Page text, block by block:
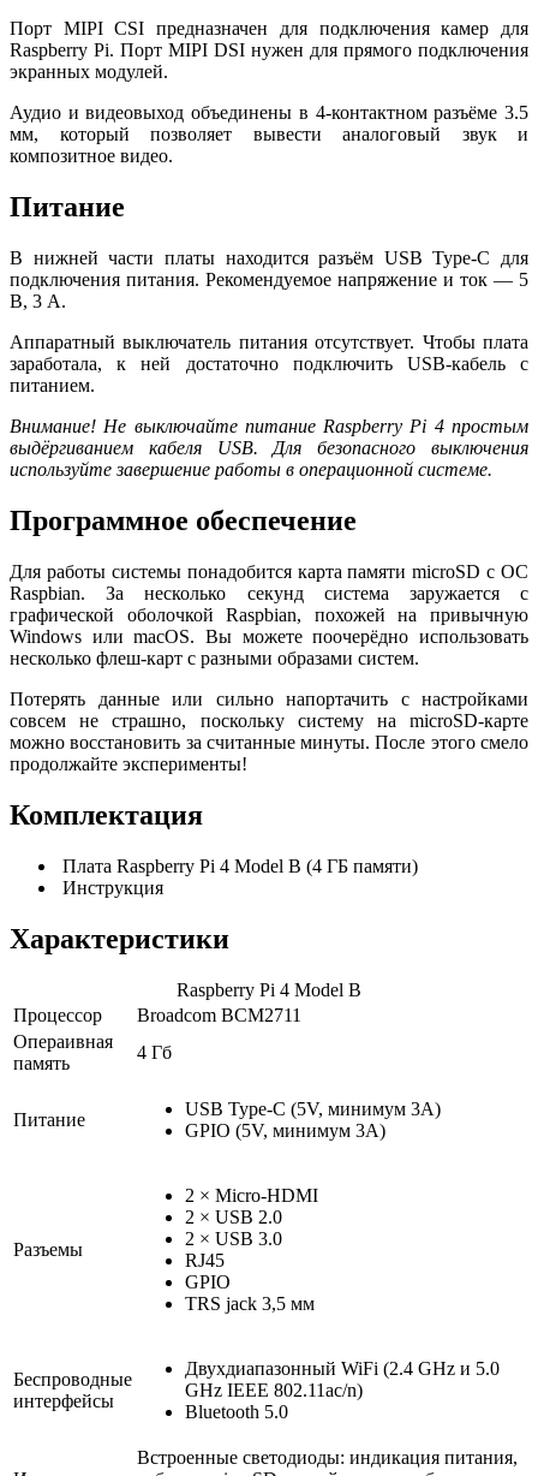
Порт MIPI CSI предназначен для подключения камер для
Raspberry Pi. Порт MIPI DSI нужен для прямого подключения
экранных модулей.
Аудио и видеовыход объединены в 4-контактном разъёме 3.5
мм, который позволяет вывести аналоговый звук и
композитное видео.
Питание
В нижней части платы находится разъём USB Type-C для
подключения питания. Рекомендуемое напряжение и ток — 5
В, 3 А.
Аппаратный выключатель питания отсутствует. Чтобы плата
заработала, к ней достаточно подключить USB-кабель с
питанием.
Внимание! Не выключайте питание Raspberry Pi 4 простым
выдёргиванием кабеля USB. Для безопасного выключения
используйте завершение работы в операционной системе.
Программное обеспечение
Для работы системы понадобится карта памяти microSD с ОС
Raspbian. За несколько секунд система заружается с
графической оболочкой Raspbian, похожей на привычную
Windows или macOS. Вы можете поочерёдно использовать
несколько флеш-карт с разными образами систем.
Потерять данные или сильно напортачить с настройками
совсем не страшно, поскольку систему на microSD-карте
можно восстановить за считанные минуты. После этого смело
продолжайте эксперименты!
Комплектация
Плата Raspberry Pi 4 Model B (4 ГБ памяти)
Инструкция
Характеристики
Raspberry Pi 4 Model B
Процессор
Broadcom BCM2711
Операивная
память
4 Гб
Питание
USB Type-C (5V, минимум 3А)
GPIO (5V, минимум 3А)
Разъемы
2 × Micro-HDMI
2 × USB 2.0
2 × USB 3.0
RJ45
GPIO
TRS jack 3,5 мм
Беспроводные
интерфейсы
Двухдиапазонный WiFi (2.4 GHz и 5.0
GHz IEEE 802.11ac/n)
Bluetooth 5.0
Встроенные светодиоды: индикация питания,